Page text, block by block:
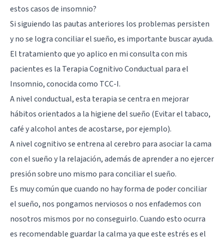
estos casos de insomnio?
Si siguiendo las pautas anteriores los problemas persisten
y no se logra conciliar el sueño, es importante buscar ayuda.
El tratamiento que yo aplico en mi consulta con mis
pacientes es la Terapia Cognitivo Conductual para el
Insomnio, conocida como TCC-I.
A nivel conductual, esta terapia se centra en mejorar
hábitos orientados a la higiene del sueño (Evitar el tabaco,
café y alcohol antes de acostarse, por ejemplo).
A nivel cognitivo se entrena al cerebro para asociar la cama
con el sueño y la relajación, además de aprender a no ejercer
presión sobre uno mismo para conciliar el sueño.
Es muy común que cuando no hay forma de poder conciliar
el sueño, nos pongamos nerviosos o nos enfademos con
nosotros mismos por no conseguirlo. Cuando esto ocurra
es recomendable guardar la calma ya que este estrés es el